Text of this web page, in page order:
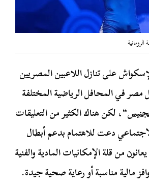
على تنازل اللاعبين المصريين
في المحافل الرياضية المختلفة
“، لكن هناك الكثير من التعليقات
دعت للاهتمام بدعم أبطال
من قلة الإمكانيات المادية والفنية
مالية مناسبة أو رعاية صحية جيدة.